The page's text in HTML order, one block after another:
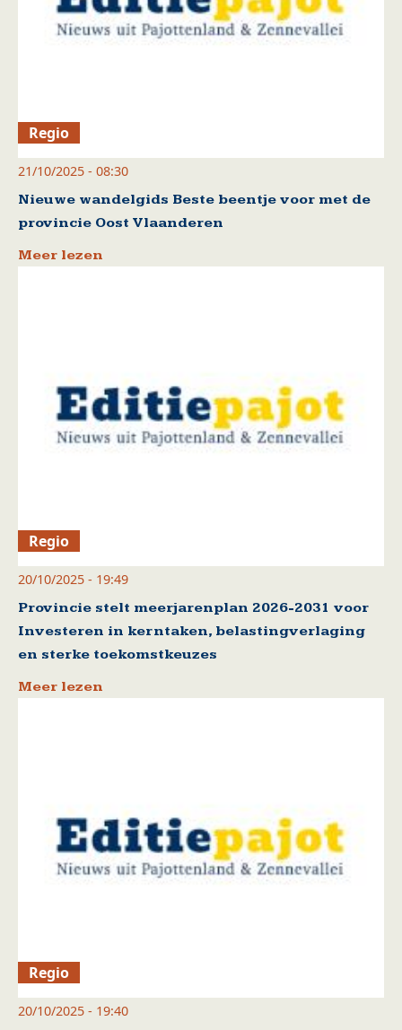
Regio
21/10/2025 - 08:30
Nieuwe wandelgids Beste beentje voor met de
provincie Oost Vlaanderen
Meer lezen
Regio
20/10/2025 - 19:49
Provincie stelt meerjarenplan 2026-2031 voor
Investeren in kerntaken, belastingverlaging
en sterke toekomstkeuzes
Meer lezen
Regio
20/10/2025 - 19:40